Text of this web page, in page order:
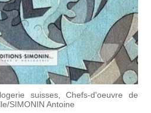
suisses, Chefs-d'oeuvre de
SIMONIN Antoine